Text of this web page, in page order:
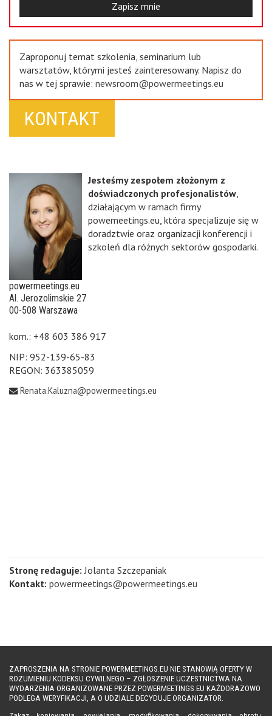
Zapisz mnie
Zaproponuj temat szkolenia, seminarium lub
warsztatów, którymi jesteś zainteresowany. Napisz do
nas w tej sprawie: newsroom@powermeetings.eu
KONTAKT
Jesteśmy zespołem złożonym z
doświadczonych profesjonalistów
działającym w ramach firmy
powemeetings.eu, która specjalizuje się w
doradztwie oraz organizacji konferencji i
szkoleń dla różnych sektorów gospodarki.
powermeetings.eu
Al. Jerozolimskie 27
00-508 Warszawa
kom.: +48 603 386 917
NIP: 952-139-65-83
REGON: 363385059
Renata.Kaluzna@powermeetings.eu
Stronę redaguje: Jolanta Szczepaniak
Kontakt: powermeetings@powermeetings.eu
ZAPROSZENIA NA STRONIE POWERMEETINGS.EU NIE STANOWIĄ OFERTY W
ROZUMIENIU KODEKSU CYWILNEGO – ZGŁOSZENIE UCZESTNICTWA NA
WYDARZENIA ORGANIZOWANE PRZEZ POWERMEETINGS.EU KAŻDORAZOWO
PODLEGA WERYFIKACJI, A O UDZIALE DECYDUJE ORGANIZATOR.